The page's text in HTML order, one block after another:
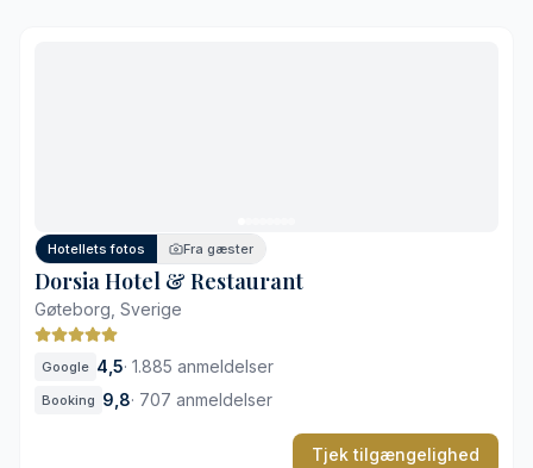
Hotellets fotos Fra gæster
Dorsia Hotel & Restaurant
Gøteborg, Sverige
Google 4,5· 1.885 anmeldelser
Booking 9,8· 707 anmeldelser
Tjek tilgængelighed